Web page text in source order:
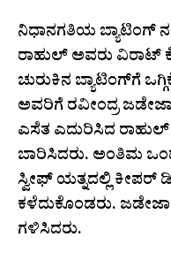
ನಿಧಾನಗತಿಯ ಬ್ಯಾಟಿಂಗ್‌
ರಾಹುಲ್‌ ಅವರು ವಿರಾಟ್‌
ಚುರುಕಿನ ಬ್ಯಾಟಿಂಗ್‌ಗೆ
ಅವರಿಗೆ ರವೀಂದ್ರ
ಎಸೆತ ಎದುರಿಸಿದ
ಬಾರಿಸಿದರು. ಅಂತಿಮ
ಸ್ವೀಫ್‌ ಯತ್ನದಲ್ಲಿ ಕೀಪರ್‌
ಕಳೆದುಕೊಂಡರು.
ಗಳಿಸಿದರು.